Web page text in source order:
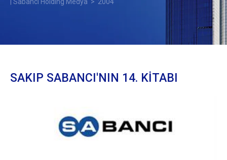
SAKIP SABANCI'NIN 14. KİTABI